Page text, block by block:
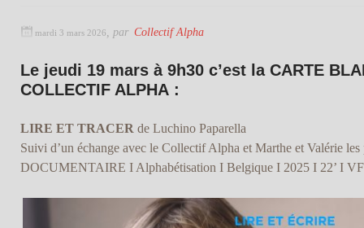
mardi 3 mars 2026 par Collectif Alpha
Le jeudi 19 mars à 9h30 c’est la CARTE
COLLECTIF ALPHA :
LIRE ET TRACER de Luchino Paparella
Suivi d’un échange avec le Collectif Alpha et Marthe et Valérie les
DOCUMENTAIRE I Alphabétisation I Belgique I 2025 I 22’ I VF